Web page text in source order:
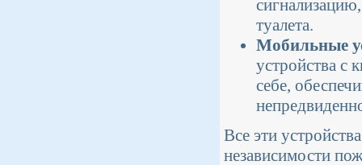
туалета.
Мобильные
устройства с
себе,
Все эти
независимости